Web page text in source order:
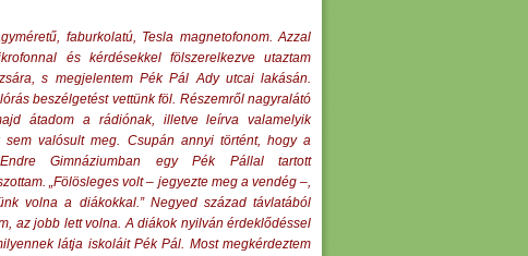
faburkolatú, Tesla magnetofonom. Azzal
és kérdésekkel fölszerelkezve utaztam
s megjelentem Pék Pál Ady utcai lakásán.
beszélgetést vettünk föl. Részemről nagyralátó
átadom a rádiónak, illetve leírva valamelyik
sem valósult meg. Csupán annyi történt, hogy a
Gimnáziumban egy Pék Pállal tartott
„Fölösleges volt – jegyezte meg a vendég –,
volna a diákokkal.” Negyed század távlatából
az jobb lett volna. A diákok nyilván érdeklődéssel
látja iskoláit Pék Pál. Most megkérdeztem